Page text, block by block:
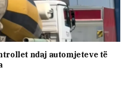
ndaj automjeteve të